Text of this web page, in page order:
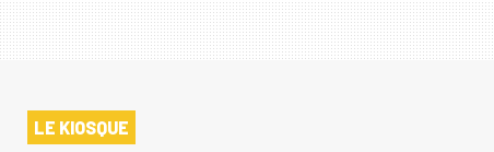
LE KIOSQUE